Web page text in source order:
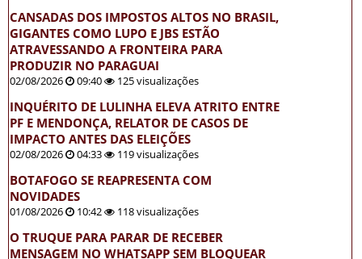
CANSADAS DOS IMPOSTOS ALTOS NO BRASIL,
GIGANTES COMO LUPO E JBS ESTÃO
ATRAVESSANDO A FRONTEIRA PARA
PRODUZIR NO PARAGUAI
02/08/2026 09:40 125 visualizações
INQUÉRITO DE LULINHA ELEVA ATRITO ENTRE
PF E MENDONÇA, RELATOR DE CASOS DE
IMPACTO ANTES DAS ELEIÇÕES
02/08/2026 04:33 119 visualizações
BOTAFOGO SE REAPRESENTA COM
NOVIDADES
01/08/2026 10:42 118 visualizações
O TRUQUE PARA PARAR DE RECEBER
MENSAGEM NO WHATSAPP SEM BLOQUEAR